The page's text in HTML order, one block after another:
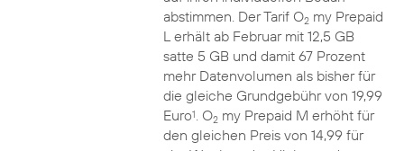
abstimmen. Der Tarif O2my Prepaid
L erhält ab Februar mit 12,5 GB
satte 5 GB und damit 67 Prozent
mehr Datenvolumen als bisher für
die gleiche Grundgebühr von 19,99
Euro1. O2my Prepaid M erhöht für
den gleichen Preis von 14,99 für